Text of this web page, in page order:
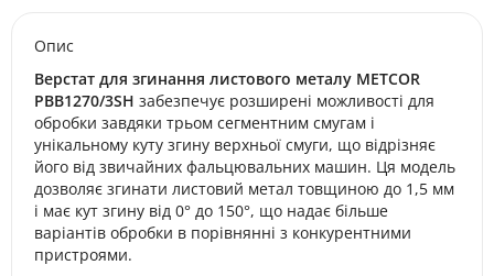
Опис
Верстат для згинання листового металу METCOR
PBB1270/3SH забезпечує розширені можливості для
обробки завдяки трьом сегментним смугам і
унікальному куту згину верхньої смуги, що відрізняє
його від звичайних фальцювальних машин. Ця модель
дозволяє згинати листовий метал товщиною до 1,5 мм
і має кут згину від 0° до 150°, що надає більше
варіантів обробки в порівнянні з конкурентними
пристроями.